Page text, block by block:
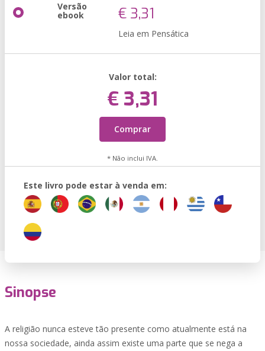
Versão
ebook € 3,31
Leia em Pensática
Valor total:
€ 3,31
Comprar
* Não inclui IVA.
Este livro pode estar à venda em:
Sinopse
A religião nunca esteve tão presente como atualmente está na
nossa sociedade, ainda assim existe uma parte que se nega a